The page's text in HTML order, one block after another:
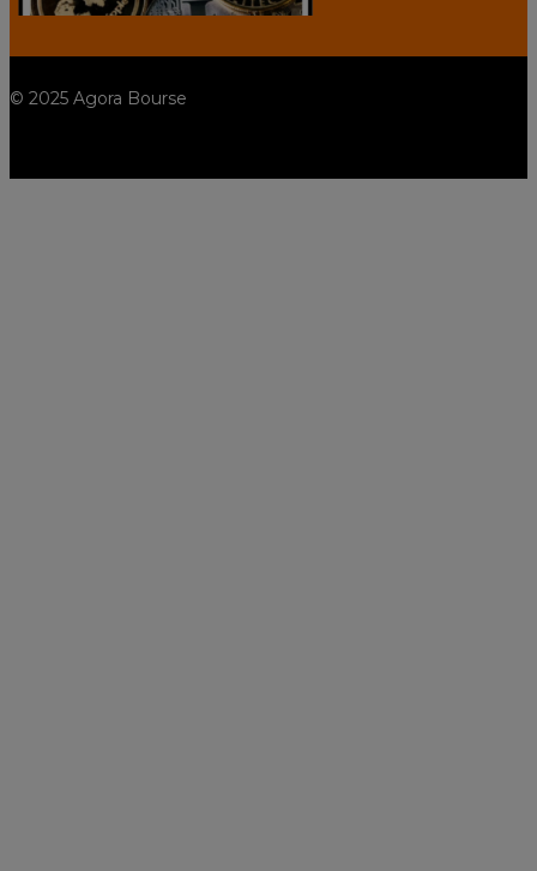
© 2025 Agora Bourse
twitterfacebook
linkedinyoutube
spotify